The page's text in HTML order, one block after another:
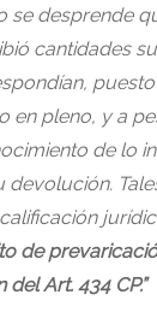
se desprende
cantidades
en pleno, y a
de lo
de
Art. 434 CP.”